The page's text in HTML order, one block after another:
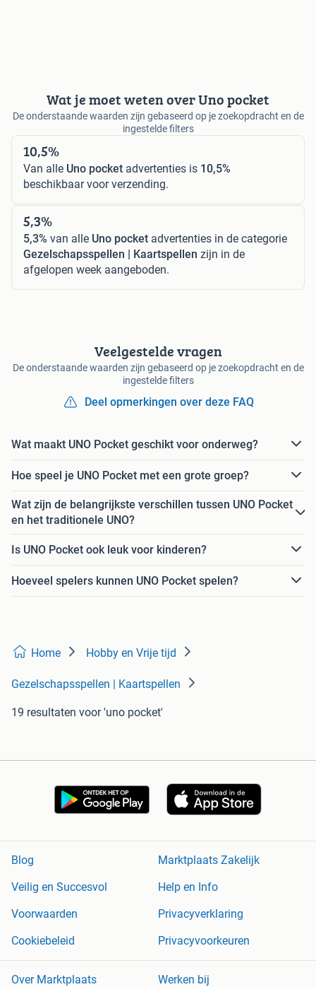
Wat je moet weten over Uno pocket
De onderstaande waarden zijn gebaseerd op je zoekopdracht en de
ingestelde filters
10,5%
Van alle Uno pocket advertenties is 10,5%
beschikbaar voor verzending.
5,3%
5,3% van alle Uno pocket advertenties in de categorie
Gezelschapsspellen | Kaartspellen zijn in de
afgelopen week aangeboden.
Veelgestelde vragen
De onderstaande waarden zijn gebaseerd op je zoekopdracht en de
ingestelde filters
Deel opmerkingen over deze FAQ
Wat maakt UNO Pocket geschikt voor onderweg?
Hoe speel je UNO Pocket met een grote groep?
Wat zijn de belangrijkste verschillen tussen UNO Pocket
en het traditionele UNO?
Is UNO Pocket ook leuk voor kinderen?
Hoeveel spelers kunnen UNO Pocket spelen?
Home Hobby en Vrije tijd
Gezelschapsspellen | Kaartspellen
19 resultaten voor 'uno pocket'
Blog
Marktplaats Zakelijk
Veilig en Succesvol
Help en Info
Voorwaarden
Privacyverklaring
Cookiebeleid
Privacyvoorkeuren
Over Marktplaats Werken bij